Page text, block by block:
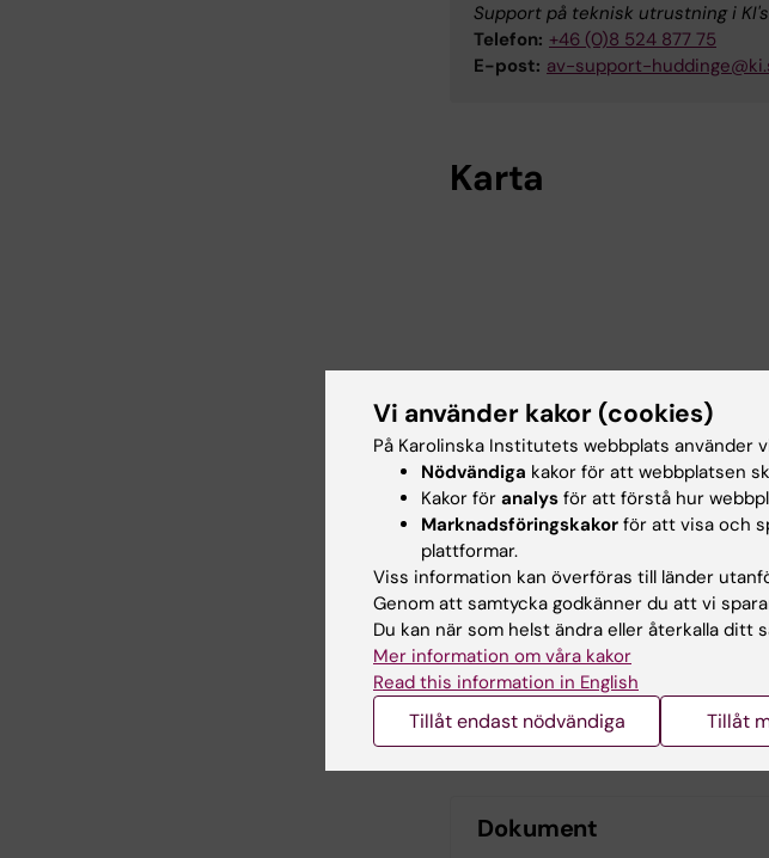
Support på teknisk utrustning i
Telefon: +46 (0)8 524 877 75
E-post: av-support-
Karta
Dokument
Vi använder kakor (cookies)
På Karolinska Institutets webbplats använder
Nödvändiga kakor för att webbplatsen
Kakor för analys för att förstå hur
Marknadsföringskakor för att visa och
plattformar.
Viss information kan överföras till länder
Genom att samtycka godkänner du att vi
Du kan när som helst ändra eller återkalla ditt
Mer information om våra kakor
Read this information in English
Tillåt endast nödvändiga Tillåt